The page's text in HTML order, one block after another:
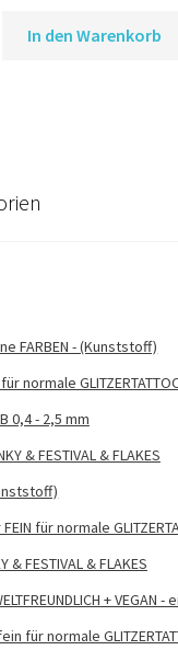
In den Warenkorb
FARBEN - (Kunststoff)
normale
0,4 - 2,5 mm
& FESTIVAL & FLAKES
für normale
& FESTIVAL & FLAKES
+ VEGAN -
für normale